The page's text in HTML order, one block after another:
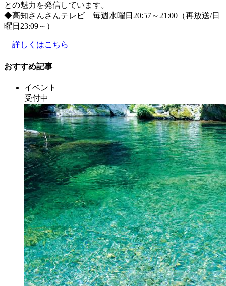
との魅力を発信しています。
◆高知さんさんテレビ 毎週水曜日20:57～21:00（再放送/日
曜日23:09～）
詳しくはこちら
おすすめ記事
イベント
受付中